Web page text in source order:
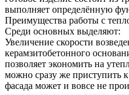
выполняет определённую
Преимущества работы с
Среди основных выделяют:
Увеличение скорости
керамзитобетонного
позволяет экономить на
можно сразу же приступить
фасада может и вовсе не